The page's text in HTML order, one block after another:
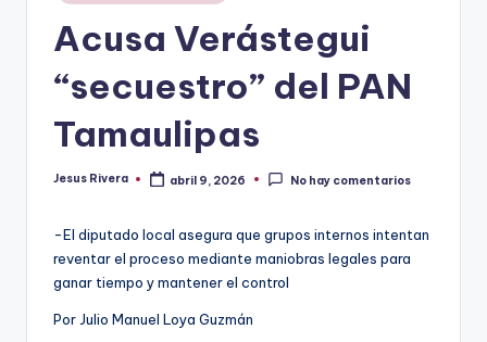
en
Acusa Verástegui
“secuestro” del PAN
Tamaulipas
Publicado
Jesus Rivera abril 9, 2026 No hay comentarios
-El diputado local asegura que grupos internos intentan
reventar el proceso mediante maniobras legales para
ganar tiempo y mantener el control
Por Julio Manuel Loya Guzmán